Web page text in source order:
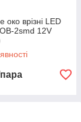
око врізні LED
2smd 12V